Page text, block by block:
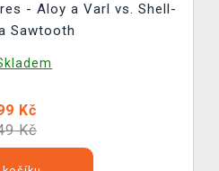
- Aloy a Varl vs. Shell-
Sawtooth
Kč
Kč